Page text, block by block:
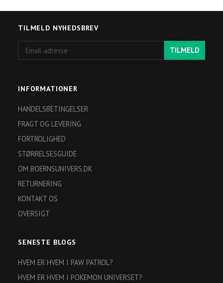
TILMELD NYHEDSBREV
adresse
TILMELD
INFORMATIONER
HANDELSBETINGELSER
FRAGT OG LEVERING
FORTROLIGHED
STØRRELSESGUIDE
OM BOERNSUNIVERS.DK
RETURNERING
KONTAKT OS
OVERSIGT
SENESTE BLOGS
HVEM ER HVEM I PAW PATROL?
HVEM ER HVEM I POKEMON UNIVERSET?